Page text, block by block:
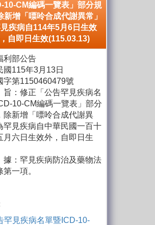
10-CM編碼一覽表」部分規
新增「嘌呤合成代謝異常」
疾病自114年5月6日生效
自即日生效(115.03.13)
利部公告
國115年3月13日
字第1150460479號
修正「公告罕見疾病名
10-CM編碼一覽表」部分
除新增「嘌呤合成代謝異
罕見疾病自中華民國一百十
月六日生效外，自即日生
罕見疾病防治及藥物法
一項。
罕見疾病名單暨ICD-10-